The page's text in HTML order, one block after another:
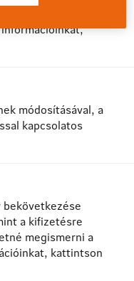
módosításával, a
kapcsolatos
a kifizetésre
megismerni a
kattintson